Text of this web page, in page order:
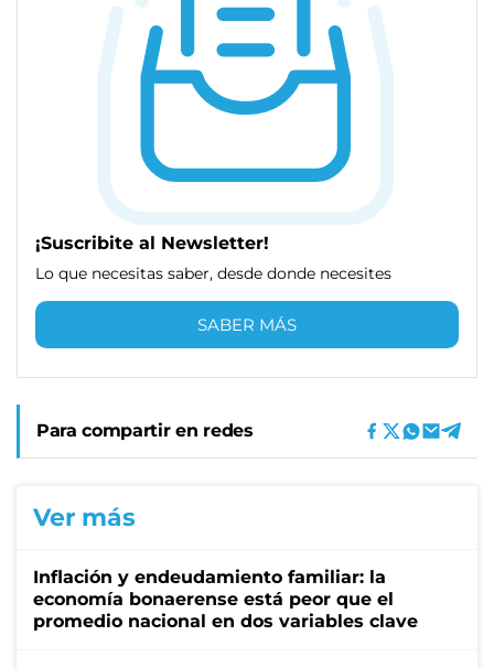
¡Suscribite al Newsletter!
Lo que necesitas saber, desde donde necesites
SABER MÁS
Para compartir en redes
Ver más
Inflación y endeudamiento familiar: la
economía bonaerense está peor que el
promedio nacional en dos variables clave